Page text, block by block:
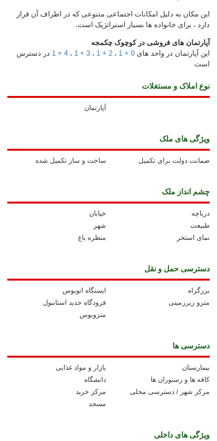
این مکان به دلیل امکانات اجتماعی متنوعی که در اطراف آن قرار
دارد ، برای خانواده ها بسیار استراتژیک است.
آپارتمان های فروشی در کوچوک چکمجه
این آپارتمان در واحد های 0 + 1 ، 2 + 1 ، 3 + 1 ، 4 + 1
در دسترس
است
نوع املاک و مستغلات
آپارتمان
ويژگی های ملک
ساخت و ساز تکمیل شده ضمانت دولت برای تکمیل
چشم انداز ملک
خیابان
دریاچه
شهر
طبیعت
منظره باغ
نمای استخر
دسترسی حمل و نقل
ايستگاه اتوبوس
بزرگراه
فرودگاه جدید استانبول
مترو زیرزمینی
متروبوس
دسترسی ها
بازار و مواد غذایی
بیمارستان
دانشگاه
کافه ها و رستوران ها
مرکز خرید
مرکز شهر / دسترسی محلی
مسجد
ویژگی های داخلی